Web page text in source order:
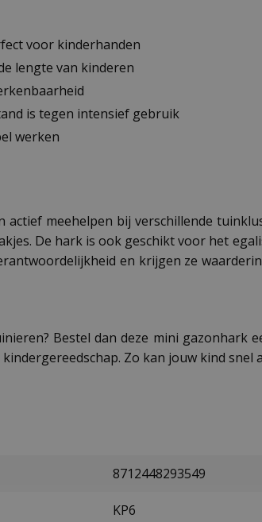
voor kinderhanden
lengte van kinderen
is tegen intensief gebruik
werken
meehelpen bij verschillende
De hark is ook geschikt voor het
en krijgen ze
Bestel dan deze mini gazonhark
Zo kan jouw kind
8712448293549
KP6